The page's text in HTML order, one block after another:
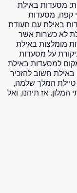
מסעדות באילת
קפה, מסעדות
באילת עם תעודת
לא כשרות אשר
מומלצות באילת
על מסעדות
למסעדות באילת
חשוב להזכיר
המלך שלמה,
המלון. אז תיהנו, ואל